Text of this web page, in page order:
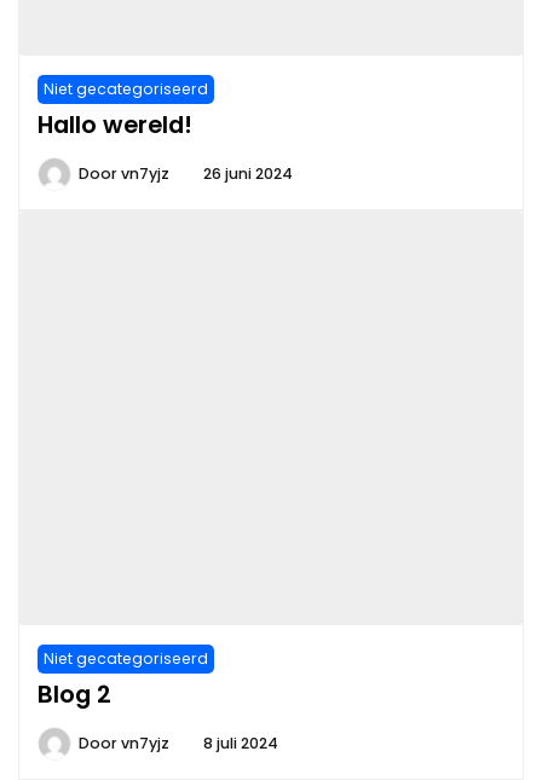
Niet gecategoriseerd
Hallo wereld!
Doorvn7yjz 26 juni 2024
Niet gecategoriseerd
Blog 2
Doorvn7yjz 8 juli 2024